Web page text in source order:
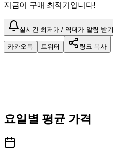
지금이 구매 최적기입니다!
실시간 최저가 / 역대가 알림 받기
카카오톡 트위터 링크 복사
요일별 평균 가격